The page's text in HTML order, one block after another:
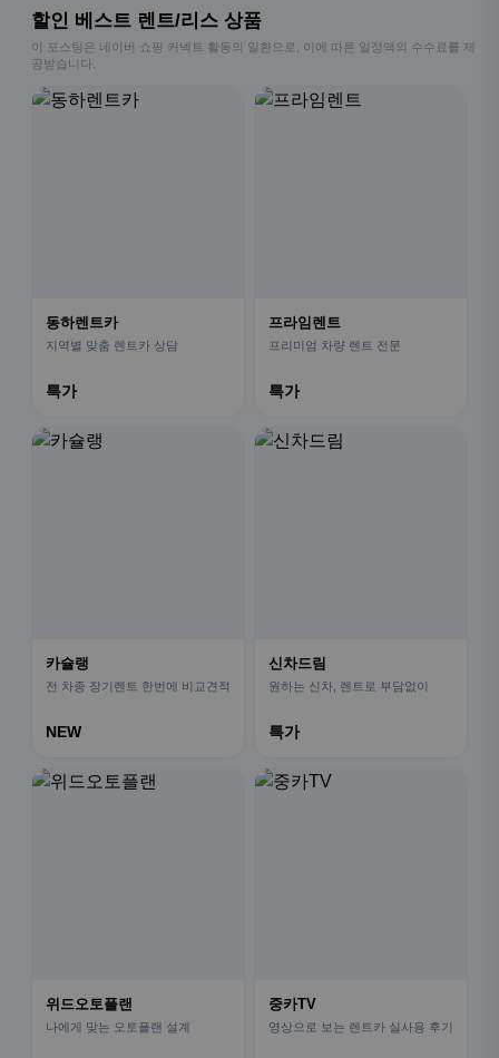
할인 베스트 렌트/리스 상품
이 포스팅은 네이버 쇼핑 커넥트 활동의 일환으로, 이에 따른 일정액의 수수료를 제
공받습니다.
동하렌트카
지역별 맞춤 렌트카 상담
특가
프라임렌트
프리미엄 차량 렌트 전문
특가
카슐랭
전 차종 장기렌트 한번에 비교견적
NEW
신차드림
원하는 신차, 렌트로 부담없이
특가
위드오토플랜
나에게 맞는 오토플랜 설계
중카TV
영상으로 보는 렌트카 실사용 후기